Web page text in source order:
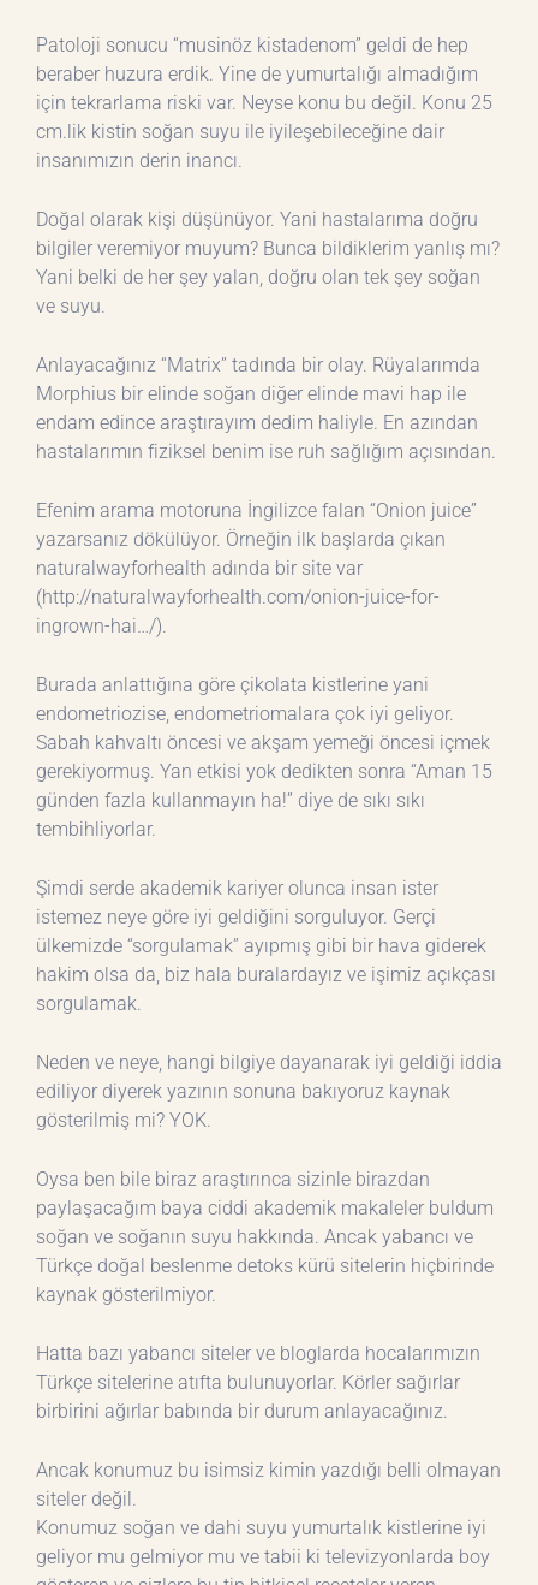
Patoloji sonucu “musinöz kistadenom” geldi de hep
beraber huzura erdik. Yine de yumurtalığı almadığım
için tekrarlama riski var. Neyse konu bu değil. Konu 25
cm.lik kistin soğan suyu ile iyileşebileceğine dair
insanımızın derin inancı.
Doğal olarak kişi düşünüyor. Yani hastalarıma doğru
bilgiler veremiyor muyum? Bunca bildiklerim yanlış mı?
Yani belki de her şey yalan, doğru olan tek şey soğan
ve suyu.
Anlayacağınız “Matrix” tadında bir olay. Rüyalarımda
Morphius bir elinde soğan diğer elinde mavi hap ile
endam edince araştırayım dedim haliyle. En azından
hastalarımın fiziksel benim ise ruh sağlığım açısından.
Efenim arama motoruna İngilizce falan “Onion juice”
yazarsanız dökülüyor. Örneğin ilk başlarda çıkan
naturalwayforhealth adında bir site var
(http://naturalwayforhealth.com/onion-juice-for-
ingrown-hai…/).
Burada anlattığına göre çikolata kistlerine yani
endometriozise, endometriomalara çok iyi geliyor.
Sabah kahvaltı öncesi ve akşam yemeği öncesi içmek
gerekiyormuş. Yan etkisi yok dedikten sonra “Aman 15
günden fazla kullanmayın ha!” diye de sıkı sıkı
tembihliyorlar.
Şimdi serde akademik kariyer olunca insan ister
istemez neye göre iyi geldiğini sorguluyor. Gerçi
ülkemizde “sorgulamak” ayıpmış gibi bir hava giderek
hakim olsa da, biz hala buralardayız ve işimiz açıkçası
sorgulamak.
Neden ve neye, hangi bilgiye dayanarak iyi geldiği iddia
ediliyor diyerek yazının sonuna bakıyoruz kaynak
gösterilmiş mi? YOK.
Oysa ben bile biraz araştırınca sizinle birazdan
paylaşacağım baya ciddi akademik makaleler buldum
soğan ve soğanın suyu hakkında. Ancak yabancı ve
Türkçe doğal beslenme detoks kürü sitelerin hiçbirinde
kaynak gösterilmiyor.
Hatta bazı yabancı siteler ve bloglarda hocalarımızın
Türkçe sitelerine atıfta bulunuyorlar. Körler sağırlar
birbirini ağırlar babında bir durum anlayacağınız.
Ancak konumuz bu isimsiz kimin yazdığı belli olmayan
siteler değil.
Konumuz soğan ve dahi suyu yumurtalık kistlerine iyi
geliyor mu gelmiyor mu ve tabii ki televizyonlarda boy